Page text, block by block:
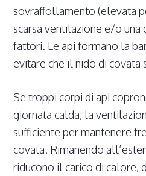
sovraffollamento (elevata
scarsa ventilazione e/o una
fattori. Le api formano la
evitare che il nido di covata
Se troppi corpi di api
giornata calda, la
sufficiente per mantenere
covata. Rimanendo
riducono il carico di calore,